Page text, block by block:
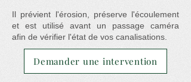
Il prévient l'érosion, préserve l'écoulement
et est utilisé avant un passage caméra
afin de vérifier l'état de vos canalisations.
Demander une intervention